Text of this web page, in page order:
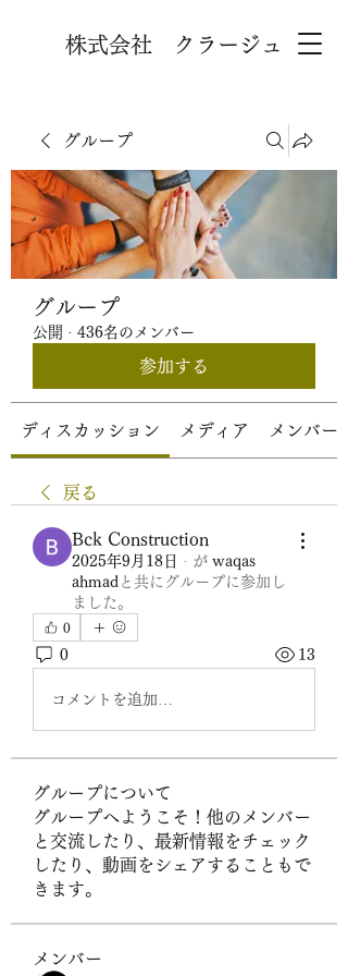
株式会社 クラージュ
グループ
グループ
公開 · 436名のメンバー
参加する
ディスカッション メディア メンバー
戻る
Bck Construction
2025年9月18日 · が waqas
ahmad と共にグループに参加し
ました 。
0
0 13
コメントを追加…
グループについて
グループへようこそ！他のメンバー
と交流したり、最新情報をチェック
したり、動画をシェアすることもで
きます。
メンバー